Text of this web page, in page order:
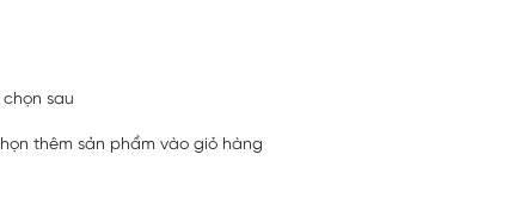
sau
thêm sản phẩm vào giỏ hàng